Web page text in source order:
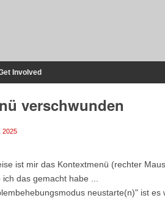
Involved
verschwunden
2025
ist mir das Kontextmenü (rechter
das gemacht habe ...
neustarte(n)" ist